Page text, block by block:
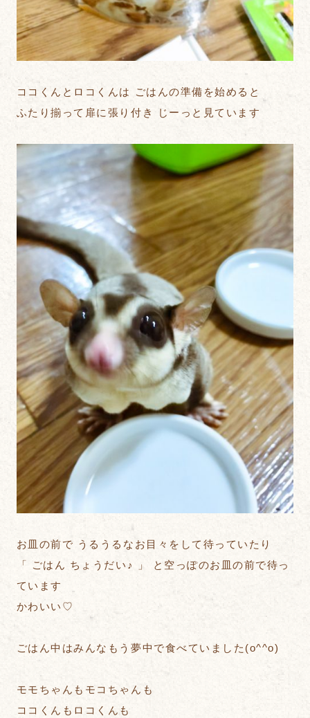
ココくんとロコくんは ごはんの準備を始めると
ふたり揃って扉に張り付き じーっと見ています
お皿の前で うるうるなお目々をして待っていたり
「 ごはん ちょうだい♪ 」 と空っぽのお皿の前で待っ
ています
かわいい♡
ごはん中はみんなもう夢中で食べていました(o^^o)
モモちゃんもモコちゃんも
ココくんもロコくんも